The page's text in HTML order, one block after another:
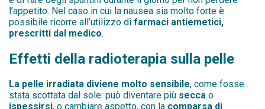
l’appetito. Nel caso in cui la nausea sia molto forte è
possibile ricorre all’utilizzo di farmaci antiemetici,
prescritti dal medico.
Effetti della radioterapia sulla pelle
La pelle irradiata diviene molto sensibile, come fosse
stata scottata dal sole: può diventare più secca o
ispessirsi, o cambiare aspetto, con la comparsa di